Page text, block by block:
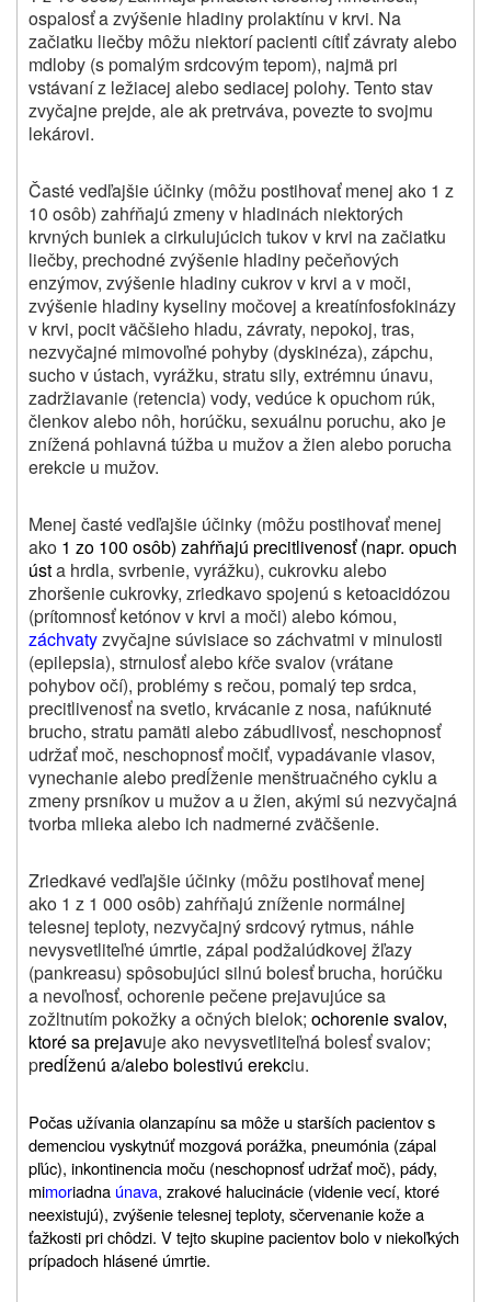
ospalosť a zvýšenie hladiny prolaktínu v krvi. Na
začiatku liečby môžu niektorí pacienti cítiť závraty alebo
mdloby (s pomalým srdcovým tepom), najmä pri
vstávaní z ležiacej alebo sediacej polohy. Tento stav
zvyčajne prejde, ale ak pretrváva, povezte to svojmu
lekárovi.
Časté vedľajšie účinky (môžu postihovať menej ako 1 z
10 osôb) zahŕňajú zmeny v hladinách niektorých
krvných buniek a cirkulujúcich tukov v krvi na začiatku
liečby, prechodné zvýšenie hladiny pečeňových
enzýmov, zvýšenie hladiny cukrov v krvi a v moči,
zvýšenie hladiny kyseliny močovej a kreatínfosfokinázy
v krvi, pocit väčšieho hladu, závraty, nepokoj, tras,
nezvyčajné mimovoľné pohyby (dyskinéza), zápchu,
sucho v ústach, vyrážku, stratu sily, extrémnu únavu,
zadržiavanie (retencia) vody, vedúce k opuchom rúk,
členkov alebo nôh, horúčku, sexuálnu poruchu, ako je
znížená pohlavná túžba u mužov a žien alebo porucha
erekcie u mužov.
Menej časté vedľajšie účinky (môžu postihovať menej
ako 1 zo 100 osôb) zahŕňajú precitlivenosť (napr. opuch
ústa hrdla, svrbenie, vyrážku), cukrovku alebo
zhoršenie cukrovky, zriedkavo spojenú s ketoacidózou
(prítomnosť ketónov v krvi a moči) alebo kómou,
záchvatyzvyčajne súvisiace so záchvatmi v minulosti
(epilepsia), strnulosť alebo kŕče svalov (vrátane
pohybov očí), problémy s rečou, pomalý tep srdca,
precitlivenosť na svetlo, krvácanie z nosa, nafúknuté
brucho, stratu pamäti alebo zábudlivosť, neschopnosť
udržať moč, neschopnosť močiť, vypadávanie vlasov,
vynechanie alebo predĺženie menštruačného cyklu a
zmeny prsníkov u mužov a u žien, akými sú nezvyčajná
tvorba mlieka alebo ich nadmerné zväčšenie.
Zriedkavé vedľajšie účinky (môžu postihovať menej
ako 1 z 1 000 osôb) zahŕňajú zníženie normálnej
telesnej teploty, nezvyčajný srdcový rytmus, náhle
nevysvetliteľné úmrtie, zápal podžalúdkovej žľazy
(pankreasu) spôsobujúci silnú bolesť brucha, horúčku
a nevoľnosť, ochorenie pečene prejavujúce sa
zožltnutím pokožky a očných bielok; ochorenie svalov,
ktoré sa prejavuje ako nevysvetliteľná bolesť svalov;
predĺženú a/alebo bolestivú erekciu.
Počas užívania olanzapínu sa môže u starších pacientov s
demenciou vyskytnúť mozgová porážka, pneumónia (zápal
pľúc), inkontinencia moču (neschopnosť udržať moč), pády,
mimoriadna únava, zrakové halucinácie (videnie vecí, ktoré
neexistujú), zvýšenie telesnej teploty, sčervenanie kože a
ťažkosti pri chôdzi. V tejto skupine pacientov bolo v niekoľkých
prípadoch hlásené úmrtie.